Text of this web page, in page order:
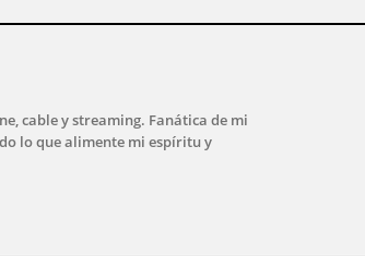
cable y streaming. Fanática de mi
lo que alimente mi espíritu y